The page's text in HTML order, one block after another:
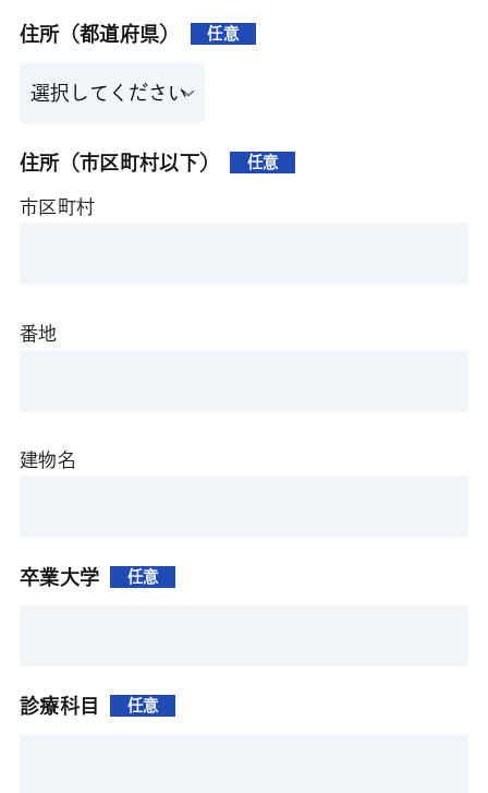
住所（都道府県） 任意
住所（市区町村以下） 任意
市区町村
番地
建物名
卒業大学 任意
診療科目 任意